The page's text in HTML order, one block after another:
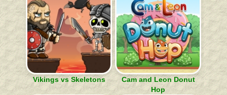
Vikings vs Skeletons
Cam and Leon Donut
Hop